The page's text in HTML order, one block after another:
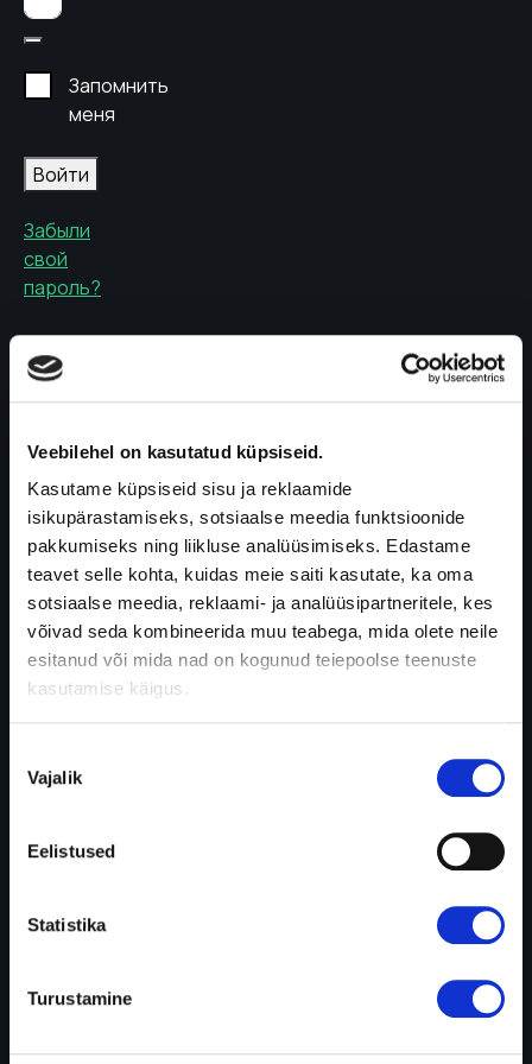
Veebilehel on kasutatud küpsiseid.
Kasutame küpsiseid sisu ja reklaamide
isikupärastamiseks, sotsiaalse meedia funktsioonide
pakkumiseks ning liikluse analüüsimiseks. Edastame
teavet selle kohta, kuidas meie saiti kasutate, ka oma
sotsiaalse meedia, reklaami- ja analüüsipartneritele, kes
võivad seda kombineerida muu teabega, mida olete neile
esitanud või mida nad on kogunud teiepoolse teenuste
kasutamise käigus.
valik
Vajalik
Eelistused
Statistika
Turustamine
Запомнить
меня
Войти
Забыли
свой
пароль?
Регистрация
*
Фамилия
*
Обязательно
Ссылка
пароля